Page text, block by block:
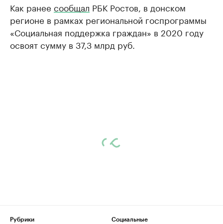
Как ранее сообщал РБК Ростов, в донском
регионе в рамках региональной госпрограммы
«Социальная поддержка граждан» в 2020 году
освоят сумму в 37,3 млрд руб.
Рубрики
Социальные